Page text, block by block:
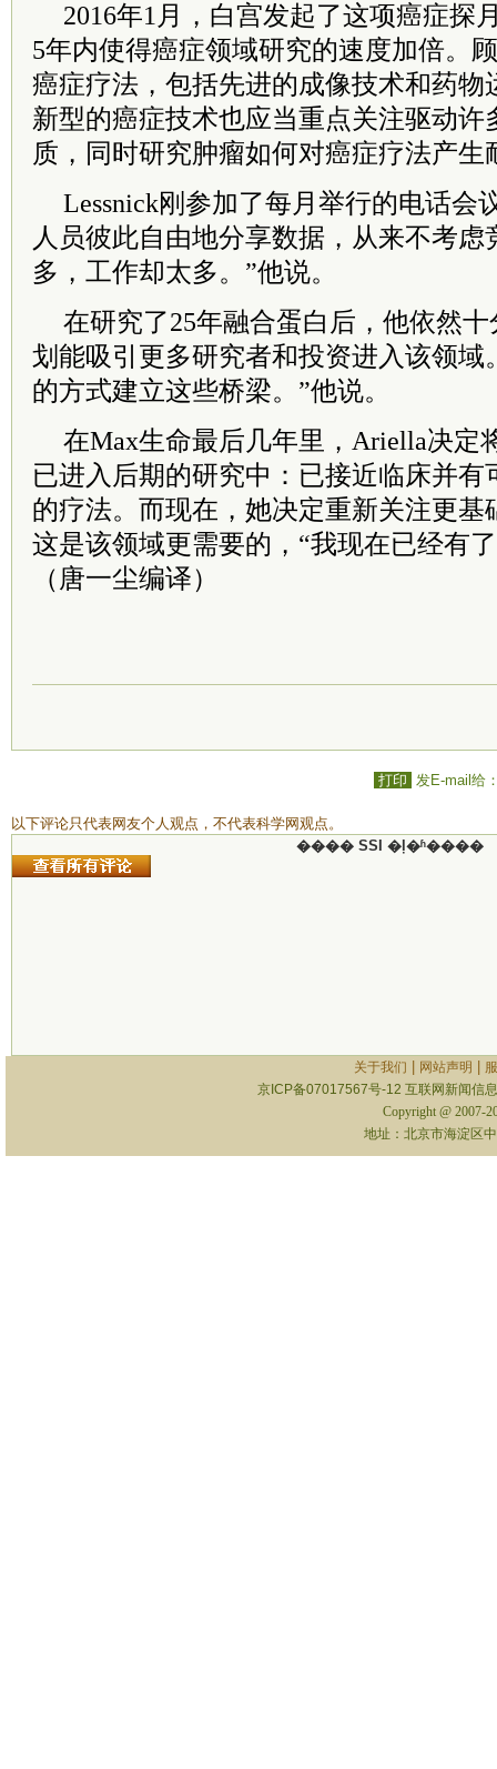
2016年1月，白宫发起了这项癌症探
5年内使得癌症领域研究的速度加倍。
癌症疗法，包括先进的成像技术和药物
新型的癌症技术也应当重点关注驱动许
质，同时研究肿瘤如何对癌症疗法产生
Lessnick刚参加了每月举行的电话会
人员彼此自由地分享数据，从来不考虑
多，工作却太多。”他说。
在研究了25年融合蛋白后，他依然
划能吸引更多研究者和投资进入该领域
的方式建立这些桥梁。”他说。
在Max生命最后几年里，Ariella决定
已进入后期的研究中：已接近临床并有
的疗法。而现在，她决定重新关注更基
这是该领域更需要的，“我现在已经有
（唐一尘编译）
打印 发E-mail给
以下评论只代表网友个人观点，不代表科学网观点。
���� SSI �ļ�ʱ����
关于我们 网站声明
京ICP备07017567号-12 互联网新闻信
Copyright @ 2007-
地址：北京市海淀区